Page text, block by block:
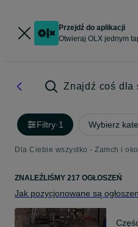
Przejdź do aplikacji
Otwieraj OLX jednym
Znajdź coś dla
Filtry·1 Wybierz
Dla Ciebie wszystko - Zamch i
ZNALEŹLIŚMY 217 OGŁOSZEŃ
Jak pozycjonowane są